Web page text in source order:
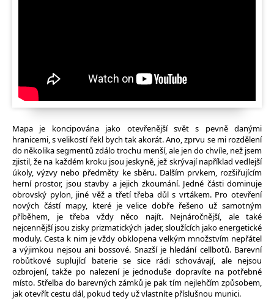
Mapa je koncipována jako otevřenější svět s pevně danými
hranicemi, s velikostí řekl bych tak akorát. Ano, zprvu se mi rozdělení
do několika segmentů zdálo trochu menší, ale jen do chvíle, než jsem
zjistil, že na každém kroku jsou jeskyně, jež skrývají například vedlejší
úkoly, výzvy nebo předměty ke sběru. Dalším prvkem, rozšiřujícím
herní prostor, jsou stavby a jejich zkoumání. Jedné části dominuje
obrovský pylon, jiné věž a třetí třeba důl s vrtákem. Pro otevření
nových částí mapy, které je velice dobře řešeno už samotným
příběhem, je třeba vždy něco najít. Nejnáročnější, ale také
nejcennější jsou zisky prizmatických jader, sloužících jako energetické
moduly. Cesta k nim je vždy obklopena velkým množstvím nepřátel
a výjimkou nejsou ani bossové. Snazší je hledání cellbotů. Barevní
robůtkové suplující baterie se sice rádi schovávají, ale nejsou
ozbrojení, takže po nalezení je jednoduše dopravíte na potřebné
místo. Střelba do barevných zámků je pak tím nejlehčím způsobem,
jak otevřít cestu dál, pokud tedy už vlastníte příslušnou munici.